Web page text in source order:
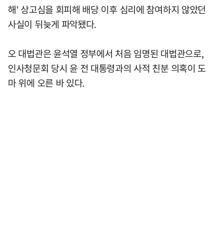
해' 상고심을 회피해 배당 이후 심리에 참여하지 않았던
사실이 뒤늦게 파악됐다.
오 대법관은 윤석열 정부에서 처음 임명된 대법관으로,
인사청문회 당시 윤 전 대통령과의 사적 친분 의혹이 도
마 위에 오른 바 있다.